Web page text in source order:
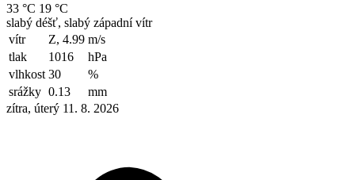
33 °C 19 °C
slabý déšť, slabý západní vítr
vítr
Z, 4.99 m/s
tlak
1016
hPa
vlhkost 30
%
srážky 0.13
mm
zítra, úterý 11. 8. 2026